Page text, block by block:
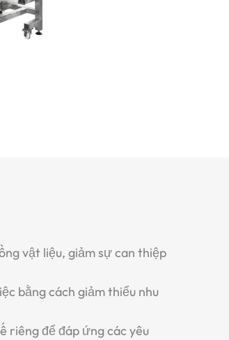
vật liệu, giảm sự can thiệp
bằng cách giảm thiểu nhu
riêng để đáp ứng các yêu